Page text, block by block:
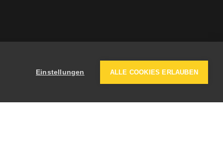
Einstellungen ALLE COOKIES ERLAUBEN